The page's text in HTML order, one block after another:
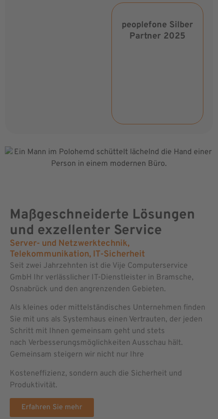
peoplefone Silber
Partner 2025
Maßgeschneiderte Lösungen
und exzellenter Service
Server- und Netzwerktechnik,
Telekommunikation, IT-Sicherheit
Seit zwei Jahrzehnten ist die Vije Computerservice
GmbH Ihr verlässlicher IT-Dienstleister in Bramsche,
Osnabrück und den angrenzenden Gebieten.
Als kleines oder mittelständisches Unternehmen finden
Sie mit uns als Systemhaus einen Vertrauten, der jeden
Schritt mit Ihnen gemeinsam geht und stets
nach Verbesserungsmöglichkeiten Ausschau hält.
Gemeinsam steigern wir nicht nur Ihre
Kosteneffizienz, sondern auch die Sicherheit und
Produktivität.
Erfahren Sie mehr